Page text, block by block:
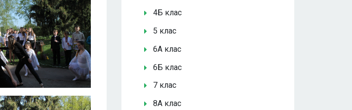
4Б клас
5 клас
6А клас
6Б клас
7 клас
8А клас